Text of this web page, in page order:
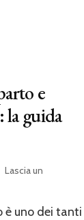
e
la guida
Lascia un
è uno dei tanti